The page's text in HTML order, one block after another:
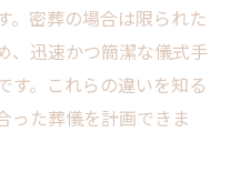
。密葬の場合は限られた
、迅速かつ簡潔な儀式手
す。これらの違いを知る
った葬儀を計画できま